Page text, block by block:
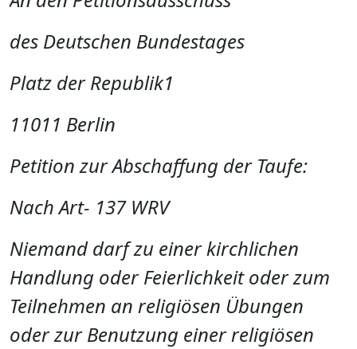
des Deutschen Bundestages
Platz der Republik1
11011 Berlin
Petition zur Abschaffung der Taufe:
Nach Art- 137 WRV
Niemand darf zu einer kirchlichen
Handlung oder Feierlichkeit oder zum
Teilnehmen an religiösen Übungen
oder zur Benutzung einer religiösen